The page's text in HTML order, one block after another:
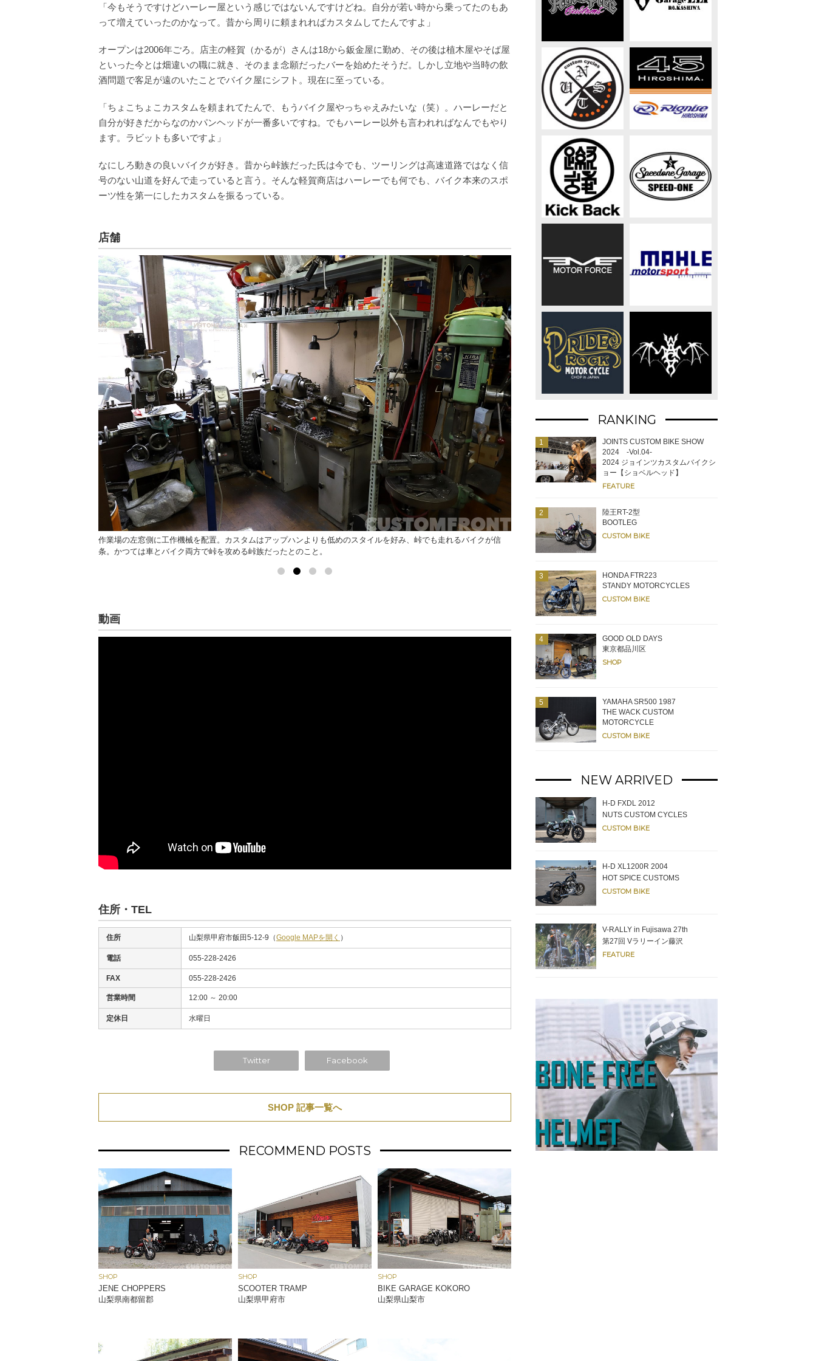
「今もそうですけどハーレー屋という感じではないんですけどね。自分が若い時から乗ってたのもあ
って増えていったのかなって。昔から周りに頼まれればカスタムしてたんですよ」
オープンは2006年ごろ。店主の軽賀（かるが）さんは18から鈑金屋に勤め、その後は植木屋やそば屋
といった今とは畑違いの職に就き、そのまま念願だったバーを始めたそうだ。しかし立地や当時の飲
酒問題で客足が遠のいたことでバイク屋にシフト。現在に至っている。
「ちょこちょこカスタムを頼まれてたんで、もうバイク屋やっちゃえみたいな（笑）。ハーレーだと
自分が好きだからなのかパンヘッドが一番多いですね。でもハーレー以外も言われればなんでもやり
ます。ラビットも多いですよ」
なにしろ動きの良いバイクが好き。昔から峠族だった氏は今でも、ツーリングは高速道路ではなく信
号のない山道を好んで走っていると言う。そんな軽賀商店はハーレーでも何でも、バイク本来のスポ
ーツ性を第一にしたカスタムを振るっている。
店舗
作業場の左窓側に工作機械を配置。カスタムはアップハンよりも低めのスタイルを好み、峠でも走れるバイクが信
条。かつては車とバイク両方で峠を攻める峠族だったとのこと。
写真正面奥の作業台では溶接を行う。物作りと真摯に向き合う周囲の先輩たちの厳
ないと笑う。チタン製マフラーなど素材へのこだわりも強い。
動画
住所・TEL
住所 山梨県甲府市飯田5-12-9（Google MAPを開く ）
電話 055-228-2426
FAX 055-228-2426
営業時間 12:00 ～ 20:00
定休日 水曜日
Twitter Facebook
SHOP 記事一覧へ
RECOMMEND POSTS
SHOP
JENE CHOPPERS
山梨県南都留郡
SHOP
SCOOTER TRAMP
山梨県甲府市
SHOP
BIKE GARAGE KOKORO
山梨県山梨市
RANKING
JOINTS CUSTOM BIKE SHOW
2024 -Vol.04-
2024 ジョインツカスタムバイクシ
ョー【ショベルヘッド】
FEATURE
陸王RT-2型
BOOTLEG
CUSTOM BIKE
HONDA FTR223
STANDY MOTORCYCLES
CUSTOM BIKE
GOOD OLD DAYS
東京都品川区
SHOP
YAMAHA SR500 1987
THE WACK CUSTOM
MOTORCYCLE
CUSTOM BIKE
NEW ARRIVED
H-D FXDL 2012
NUTS CUSTOM CYCLES
CUSTOM BIKE
H-D XL1200R 2004
HOT SPICE CUSTOMS
CUSTOM BIKE
V-RALLY in Fujisawa 27th
第27回 Vラリーイン藤沢
FEATURE